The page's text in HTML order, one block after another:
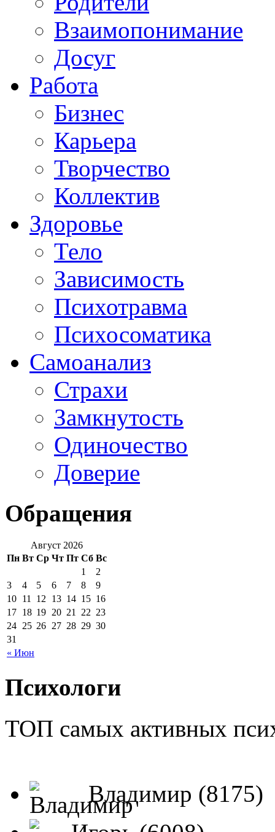
Взаимопонимание
Досуг
Работа
Бизнес
Карьера
Творчество
Коллектив
Здоровье
Тело
Зависимость
Психотравма
Психосоматика
Самоанализ
Страхи
Замкнутость
Одиночество
Доверие
Обращения
Август 2026
Пн Вт Ср Чт Пт Сб Вс
« Июн
1
2
3
4 5 6 7 8
9
10 11 12 13 14 15 16
17 18 19 20 21 22 23
24 25 26 27 28 29 30
31
Психологи
ТОП самых активных
Владимир (8175)